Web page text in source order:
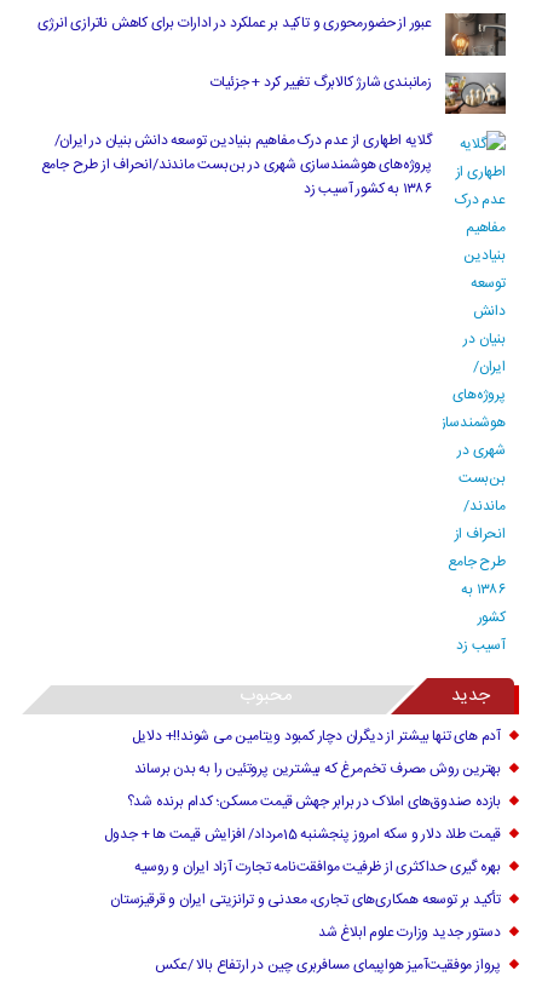
عبور از حضورمحوری و تاکید بر عملکرد در ادارات برای کاهش ناترازی انرژی
زمانبندی شارژ کالابرگ تغییر کرد + جزئیات
گلایه اطهاری از عدم درک مفاهیم بنیادین توسعه دانش بنیان در ایران/
پروژه‌های هوشمندسازی شهری در بن‌بست ماندند/انحراف از طرح جامع
۱۳۸۶ به کشور آسیب زد
جدید محبوب
آدم های تنها بیشتر از دیگران دچار کمبود ویتامین می شوند!!+ دلایل
بهترین روش مصرف تخم‌مرغ که بیشترین پروتئین را به بدن برساند
بازده صندوق‌های املاک در برابر جهش قیمت مسکن؛ کدام برنده شد؟
قیمت طلا، دلار و سکه امروز پنجشنبه 15مرداد/ افزایش قیمت ها + جدول
بهره گیری حداکثری از ظرفیت موافقت‌نامه تجارت آزاد ایران و روسیه
تأکید بر توسعه همکاری‌های تجاری، معدنی و ترانزیتی ایران و قرقیزستان
دستور جدید وزارت علوم ابلاغ شد
پرواز موفقیت‌آمیز هواپیمای مسافربری چین در ارتفاع بالا /عکس